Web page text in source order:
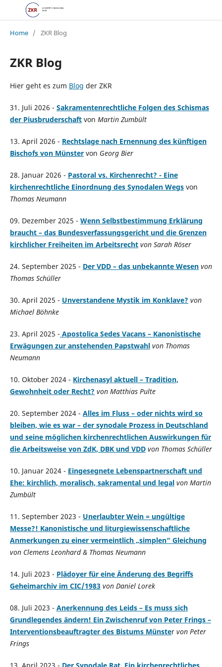
Home / ZKR Blog
ZKR Blog
Hier geht es zum Blog der ZKR
31. Juli 2026 - Sakramentenrechtliche Folgen des Schismas
der Piusbruderschaftvon Martin Zumbült
13. April 2026 - Rechtslage nach Ernennung des künftigen
Bischofs von Münstervon Georg Bier
28. Januar 2026 - Pastoral vs. Kirchenrecht? - Eine
kirchenrechtliche Einordnung des SynodalenWegs von
Thomas Neumann
09. Dezember 2025 - Wenn Selbstbestimmung Erklärung
braucht – das Bundesverfassungsgericht und die Grenzen
kirchlicher Freiheiten im Arbeitsrecht von Sarah Röser
24. September 2025 - Der VDD – das unbekannte Wesen von
Thomas Schüller
30. April 2025 - Unverstandene Mystik im Konklave? von
Michael Böhnke
23. April 2025 - Apostolica Sedes Vacans – Kanonistische
Erwägungen zur anstehenden Papstwahl von Thomas
Neumann
10. Oktober 2024 - Kirchenasyl aktuell – Tradition,
Gewohnheit oder Recht? von Matthias Pulte
20. September 2024 - Alles im Fluss – oder nichts wird so
bleiben, wie es war – der synodale Prozess in Deutschland
und seine möglichen kirchenrechtlichen Auswirkungen für
die Arbeitsweise von ZdK, DBK und VDD von Thomas Schüller
10. Januar 2024 - Eingesegnete Lebenspartnerschaft und
Ehe: kirchlich, moralisch, sakramental und legal von Martin
Zumbült
11. September 2023 - Unerlaubter Wein = ungültige
Messe?! Kanonistische und liturgiewissenschaftliche
Anmerkungen zu einer vermeintlich „simplen“ Gleichung
von Clemens Leonhard & Thomas Neumann
14. Juli 2023 - Plädoyer für eine Änderung des Begriffs
Geheimarchiv im CIC/1983 von Daniel Lorek
08. Juli 2023 - Anerkennung des Leids – Es muss sich
Grundlegendes ändern! Ein Zwischenruf von Peter Frings –
Interventionsbeauftragter des Bistums Münster von Peter
Frings